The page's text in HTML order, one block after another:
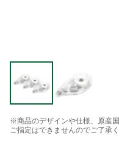
※商品のデザインや仕様、原産
ご指定はできませんのでご了承く